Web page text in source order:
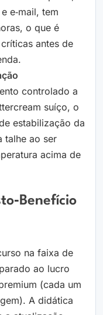
e‑mail, tem
o que é
antes de
controlado a
suíço, o
estabilização da
talhe ao ser
acima de
na faixa de
ao lucro
(cada um
A didática